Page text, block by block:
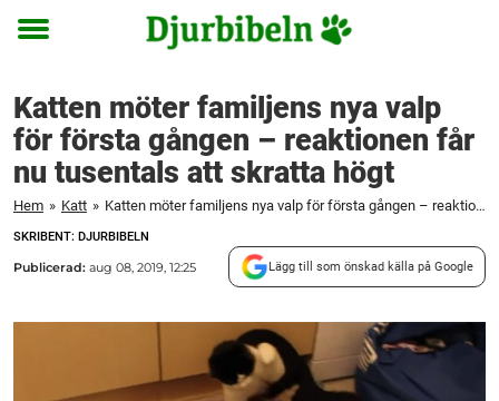
Toggle
Katten möter familjens nya valp
för första gången – reaktionen får
nu tusentals att skratta högt
Hem » Katt » Katten möter familjens nya valp för första gången – reaktionen får nu tusentals att skratta högt
SKRIBENT: DJURBIBELN
Publicerad: aug 08, 2019, 12:25 Lägg till som önskad källa på Google